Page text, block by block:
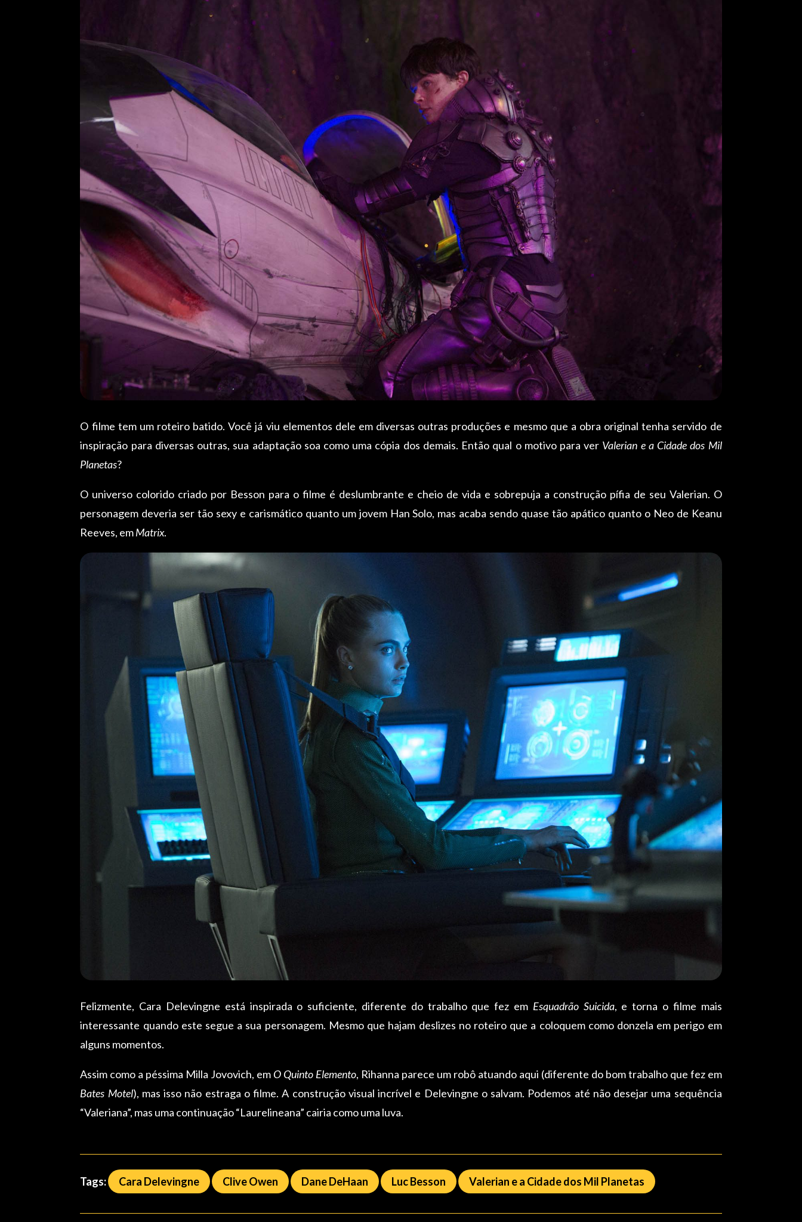
O filme tem um roteiro batido. Você já viu elementos dele em diversas outras produções e mesmo que a obra original tenha servido de
inspiração para diversas outras, sua adaptação soa como uma cópia dos demais. Então qual o motivo para ver Valerian e a Cidade dos Mil
Planetas?
O universo colorido criado por Besson para o filme é deslumbrante e cheio de vida e sobrepuja a construção pífia de seu Valerian. O
personagem deveria ser tão sexy e carismático quanto um jovem Han Solo, mas acaba sendo quase tão apático quanto o Neo de Keanu
Reeves, emMatrix.
Felizmente, Cara Delevingne está inspirada o suficiente, diferente do trabalho que fez em Esquadrão Suicida, e torna o filme mais
interessante quando este segue a sua personagem. Mesmo que hajam deslizes no roteiro que a coloquem como donzela em perigo em
alguns momentos.
Assim como a péssima Milla Jovovich, em O Quinto Elemento, Rihanna parece um robô atuando aqui (diferente do bom trabalho que fez em
Bates Motel), mas isso não estraga o filme. A construção visual incrível e Delevingne o salvam. Podemos até não desejar uma sequência
“Valeriana”, mas uma continuação “Laurelineana” cairia como uma luva.
Tags: Cara Delevingne Clive Owen Dane DeHaan Luc Besson Valerian e a Cidade dos Mil Planetas